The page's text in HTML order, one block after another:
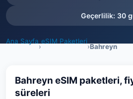
Geçerlilik: 30
Ana Sayfa
›
eSIM Paketleri
›Bahreyn
Bahreyn eSIM paketleri,
süreleri